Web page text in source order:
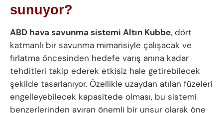
sunuyor?
ABD hava savunma sistemi Altın Kubbe, dört
katmanlı bir savunma mimarisiyle çalışacak ve
fırlatma öncesinden hedefe varış anına kadar
tehditleri takip ederek etkisiz hale getirebilecek
şekilde tasarlanıyor. Özellikle uzaydan atılan füzeleri
engelleyebilecek kapasitede olması, bu sistemi
benzerlerinden ayıran önemli bir unsur olarak öne